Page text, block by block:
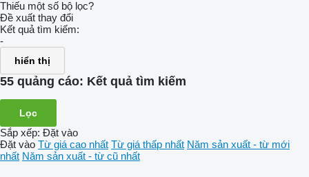
Thiếu một số bộ lọc?
Đề xuất thay đổi
Kết quả tìm kiếm:
-
hiển thị
55 quảng cáo: Kết quả tìm kiếm
Lọc
Sắp xếp: Đặt vào
Đặt vào Từ giá cao nhất Từ giá thấp nhất Năm sản xuất - từ mới
nhất Năm sản xuất - từ cũ nhất